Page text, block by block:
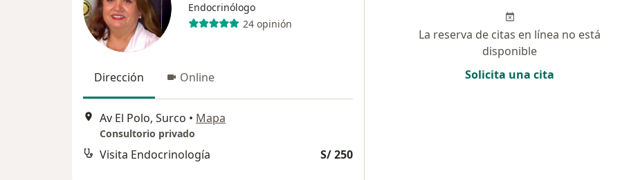
Endocrinólogo
24 opinión
Dirección Online
Av El Polo, Surco • Mapa
Consultorio privado
Visita Endocrinología S/ 250
La reserva de citas en línea no está
disponible
Solicita una cita